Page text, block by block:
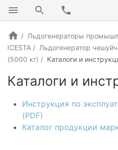
Льдогенераторы
ICESTA
Льдогенератор
(5000 кг)
Каталоги и
Каталоги и
Инструкция по
(PDF)
Каталог продукции